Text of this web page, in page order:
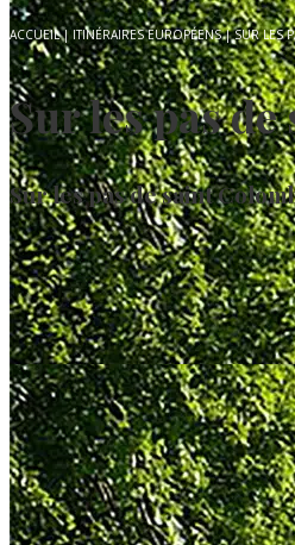
ACCUEIL|ITINÉRAIRES EUROPÉENS|SUR LES
Sur les pas
Sur les pas de saint